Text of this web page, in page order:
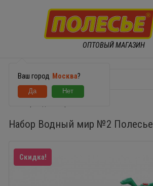
ОПТОВЫЙ МАГАЗИН
Ваш город Москва?
Набор Водный мир №2 Полесье
Скидка!